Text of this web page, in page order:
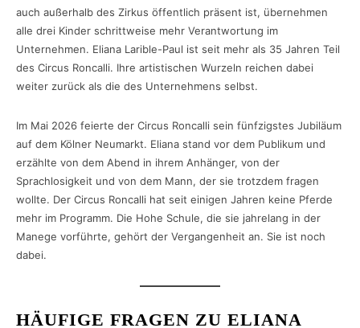
auch außerhalb des Zirkus öffentlich präsent ist, übernehmen
alle drei Kinder schrittweise mehr Verantwortung im
Unternehmen. Eliana Larible-Paul ist seit mehr als 35 Jahren Teil
des Circus Roncalli. Ihre artistischen Wurzeln reichen dabei
weiter zurück als die des Unternehmens selbst.
Im Mai 2026 feierte der Circus Roncalli sein fünfzigstes Jubiläum
auf dem Kölner Neumarkt. Eliana stand vor dem Publikum und
erzählte von dem Abend in ihrem Anhänger, von der
Sprachlosigkeit und von dem Mann, der sie trotzdem fragen
wollte. Der Circus Roncalli hat seit einigen Jahren keine Pferde
mehr im Programm. Die Hohe Schule, die sie jahrelang in der
Manege vorführte, gehört der Vergangenheit an. Sie ist noch
dabei.
HÄUFIGE FRAGEN ZU ELIANA